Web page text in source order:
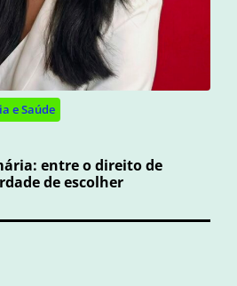
e Saúde
entre o direito de
de escolher